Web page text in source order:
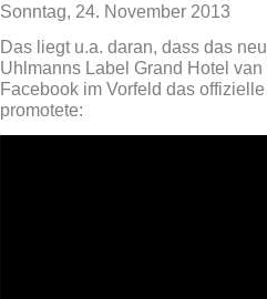
Sonntag, 24. November 2013
Das liegt u.a. daran, dass das
Uhlmanns Label Grand Hotel
Facebook im Vorfeld das
promotete: